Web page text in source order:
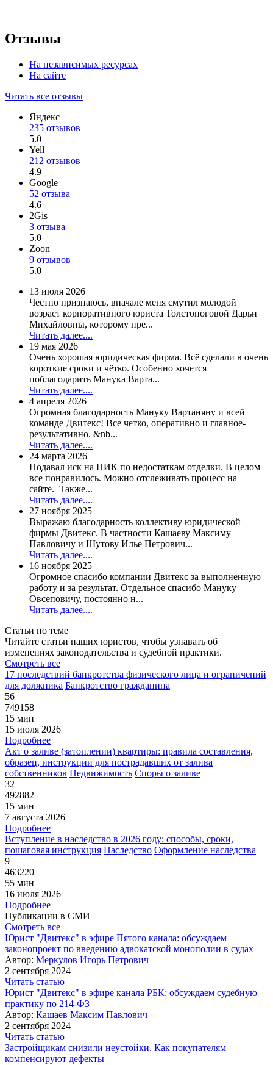
Отзывы
На независимых ресурсах
На сайте
Читать все отзывы
Яндекс
235 отзывов
5.0
Yell
212 отзывов
4.9
Google
52 отзыва
4.6
2Gis
3 отзыва
5.0
Zoon
9 отзывов
5.0
13 июля 2026
Честно признаюсь, вначале меня смутил молодой
возраст корпоративного юриста Толстоноговой Дарьи
Михайловны, которому пре...
Читать далее....
19 мая 2026
Очень хорошая юридическая фирма. Всё сделали в очень
короткие сроки и чётко. Особенно хочется
поблагодарить Манука Варта...
Читать далее....
4 апреля 2026
Огромная благодарность Мануку Вартаняну и всей
команде Двитекс! Все четко, оперативно и главное-
результативно. &nb...
Читать далее....
24 марта 2026
Подавал иск на ПИК по недостаткам отделки. В целом
все понравилось. Можно отслеживать процесс на
сайте. Также...
Читать далее....
27 ноября 2025
Выражаю благодарность коллективу юридической
фирмы Двитекс. В частности Кашаеву Максиму
Павловичу и Шутову Илье Петрович...
Читать далее....
16 ноября 2025
Огромное спасибо компании Двитекс за выполненную
работу и за результат. Отдельное спасибо Мануку
Овсеповичу, постоянно н...
Читать далее....
Статьи по теме
Читайте статьи наших юристов, чтобы узнавать об
изменениях законодательства и судебной практики.
Смотреть все
17 последствий банкротства физического лица и ограничений
для должника Банкротство гражданина
56
749158
15 мин
15 июля 2026
Подробнее
Акт о заливе (затоплении) квартиры: правила составления,
образец, инструкции для пострадавших от залива
собственников Недвижимость Споры о заливе
32
492882
15 мин
7 августа 2026
Подробнее
Вступление в наследство в 2026 году: способы, сроки,
пошаговая инструкция Наследство Оформление наследства
9
463220
55 мин
16 июля 2026
Подробнее
Публикации в СМИ
Смотреть все
Юрист "Двитекс" в эфире Пятого канала: обсуждаем
законопроект по введению адвокатской монополии в судах
Автор: Меркулов Игорь Петрович
2 сентября 2024
Читать статью
Юрист "Двитекс" в эфире канала РБК: обсуждаем судебную
практику по 214-ФЗ
Автор: Кашаев Максим Павлович
2 сентября 2024
Читать статью
Застройщикам снизили неустойки. Как покупателям
компенсируют дефекты